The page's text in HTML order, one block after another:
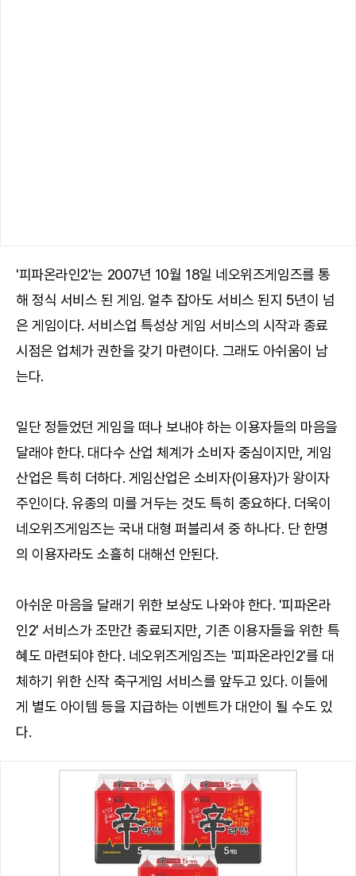
'피파온라인2'는 2007년 10월 18일 네오위즈게임즈를 통
해 정식 서비스 된 게임. 얼추 잡아도 서비스 된지 5년이 넘
은 게임이다. 서비스업 특성상 게임 서비스의 시작과 종료
시점은 업체가 권한을 갖기 마련이다. 그래도 아쉬움이 남
는다.
일단 정들었던 게임을 떠나 보내야 하는 이용자들의 마음을
달래야 한다. 대다수 산업 체계가 소비자 중심이지만, 게임
산업은 특히 더하다. 게임산업은 소비자(이용자)가 왕이자
주인이다. 유종의 미를 거두는 것도 특히 중요하다. 더욱이
네오위즈게임즈는 국내 대형 퍼블리셔 중 하나다. 단 한명
의 이용자라도 소흘히 대해선 안된다.
아쉬운 마음을 달래기 위한 보상도 나와야 한다. '피파온라
인2' 서비스가 조만간 종료되지만, 기존 이용자들을 위한 특
혜도 마련되야 한다. 네오위즈게임즈는 '피파온라인2'를 대
체하기 위한 신작 축구게임 서비스를 앞두고 있다. 이들에
게 별도 아이템 등을 지급하는 이벤트가 대안이 될 수도 있
다.